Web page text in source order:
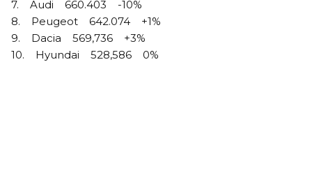
7. Audi 660.403 -10%
8. Peugeot 642.074 +1%
9. Dacia 569,736 +3%
10. Hyundai 528,586 0%